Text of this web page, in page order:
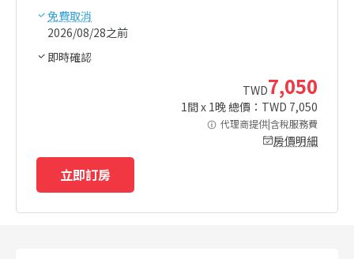
免費取消
2026/08/28之前
即時確認
TWD7,050
1間 x 1晚 總價：TWD 7,050
代理商提供|含稅服務費
房價明細
立即訂房